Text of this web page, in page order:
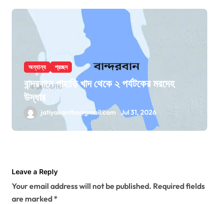
অন্যান্য প্রচ্ছদ
বান্দরবানে পাহাড়ি খাদ থেকে ২ পর্যটকের মরদেহ
উদ্ধার
jatiyakantho@gmail.com Jul 31, 2026
Leave a Reply
Your email address will not be published. Required fields
are marked*